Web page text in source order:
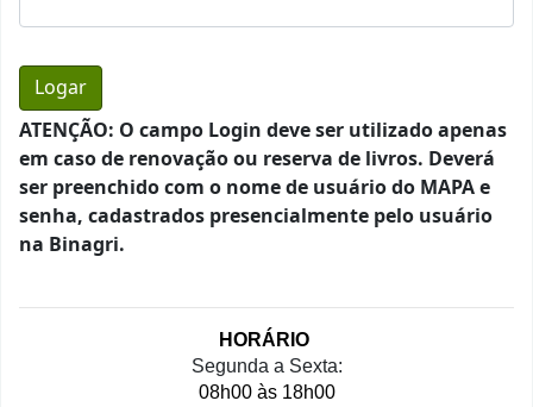
ATENÇÃO: O campo Login deve ser utilizado apenas
em caso de renovação ou reserva de livros. Deverá
ser preenchido com o nome de usuário do MAPA e
senha, cadastrados presencialmente pelo usuário
na Binagri.
HORÁRIO
Segunda a Sexta:
08h00 às 18h00